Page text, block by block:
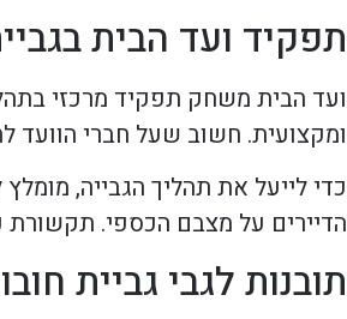
תפקיד ועד הבית
ועד הבית משחק תפקיד מרכזי
ומקצועית. חשוב שעל חברי הוועד
כדי לייעל את תהליך הגבייה,
הדיירים על מצבם הכספי. תקשורת
תובנות לגבי גביית